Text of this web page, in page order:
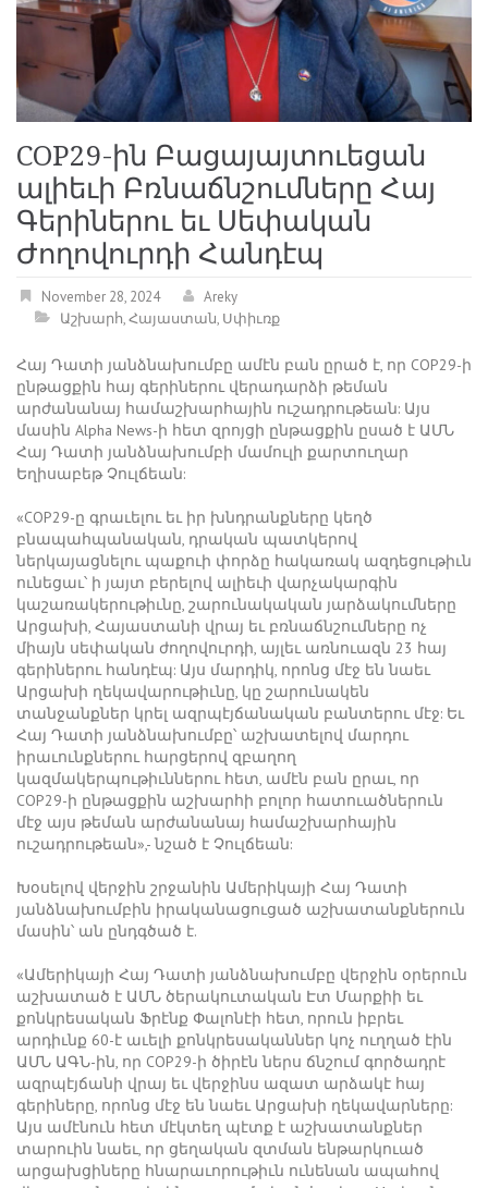
COP29-ին Բացայայտուեցան
ալիեւի Բռնաճնշումները Հայ
Գերիներու եւ Սեփական
Ժողովուրդի Հանդէպ
November 28, 2024
Areky
Աշխարհ,Հայաստան, Սփիւռք
Հայ Դատի յանձնախումբը ամէն բան ըրած է, որ COP29-ի
ընթացքին հայ գերիներու վերադարձի թեման
արժանանայ համաշխարհային ուշադրութեան: Այս
մասին Alpha News-ի հետ զրոյցի ընթացքին ըսած է ԱՄՆ
Հայ Դատի յանձնախումբի մամուլի քարտուղար
Եղիսաբեթ Չուլճեան:
«COP29-ը գրաւելու եւ իր խնդրանքները կեղծ
բնապահպանական, դրական պատկերով
ներկայացնելու պաքուի փորձը հակառակ ազդեցութիւն
ունեցաւ՝ ի յայտ բերելով ալիեւի վարչակարգին
կաշառակերութիւնը, շարունակական յարձակումները
Արցախի, Հայաստանի վրայ եւ բռնաճնշումները ոչ
միայն սեփական ժողովուրդի, այլեւ առնուազն 23 հայ
գերիներու հանդէպ: Այս մարդիկ, որոնց մէջ են նաեւ
Արցախի ղեկավարութիւնը, կը շարունակեն
տանջանքներ կրել ազրպէյճանական բանտերու մէջ: Եւ
Հայ Դատի յանձնախումբը՝ աշխատելով մարդու
իրաւունքներու հարցերով զբաղող
կազմակերպութիւններու հետ, ամէն բան ըրաւ, որ
COP29-ի ընթացքին աշխարհի բոլոր հատուածներուն
մէջ այս թեման արժանանայ համաշխարհային
ուշադրութեան»,- նշած է Չուլճեան:
Խօսելով վերջին շրջանին Ամերիկայի Հայ Դատի
յանձնախումբին իրականացուցած աշխատանքներուն
մասին՝ ան ընդգծած է.
«Ամերիկայի Հայ Դատի յանձնախումբը վերջին օրերուն
աշխատած է ԱՄՆ ծերակուտական Էտ Մարքիի եւ
քոնկրեսական Ֆրէնք Փալոնէի հետ, որուն իբրեւ
արդիւնք 60-է աւելի քոնկրեսականներ կոչ ուղղած էին
ԱՄՆ ԱԳՆ-ին, որ COP29-ի ծիրէն ներս ճնշում գործադրէ
ազրպէյճանի վրայ եւ վերջինս ազատ արձակէ հայ
գերիները, որոնց մէջ են նաեւ Արցախի ղեկավարները:
Այս ամէնուն հետ մէկտեղ պէտք է աշխատանքներ
տարուին նաեւ, որ ցեղական զտման ենթարկուած
արցախցիները հնարաւորութիւն ունենան ապահով